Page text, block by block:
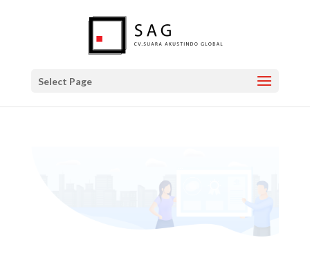
Select Page